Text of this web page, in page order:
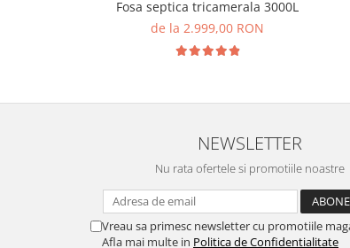
Fosa septica tricamerala 3000L
de la 2.999,00 RON
NEWSLETTER
Nu rata ofertele si promotiile noastre
Vreau sa primesc newsletter cu promotiile
Afla mai multe in Politica de Confidentialitate